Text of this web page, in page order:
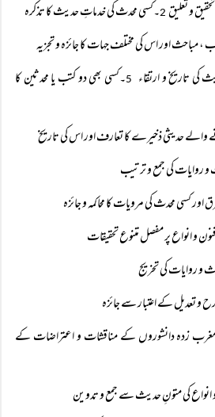
و تعلیق ۔کسی محدث کی خدماتِ حدیث کا تذکرہ
مباحث اور اس کی مختلف جہات کا جائزہ و تجزیہ
تاریخ و ارتقاء 5۔کسی بھی دو کتب یا محدثین کا
حدیثی ذخیرے کا تعارف اور اس کی تاریخ
روایات کی جمع و ترتیب
کسی محدث کی مرویات کا محاکمہ و جائزہ
و انواع پر مفصل متنوع تحقیقات
و روایات کی تخریج
و تعدیل کے اعتبار سے جائزہ
زدہ دانشوروں کے مناقشات و اعتراضات کے
کی متونِ حدیث سے جمع و تدوین